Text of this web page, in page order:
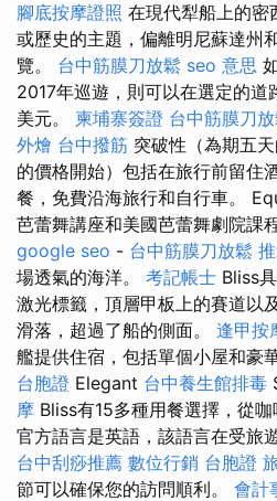
腳底按摩證照 在現代犁船上的密
或歷史的主題，偏離明尼蘇達州
覽。 台中筋膜刀放鬆 seo 意思
2017年巡遊，則可以在選定的
美元。 柬埔寨簽證 台中筋膜刀
外燴 台中撥筋 突破性（為期五
的價格開始）包括在旅行前留住
餐，免費沿海旅行和自行車。
芭蕾舞講座和美國芭蕾舞劇院課
google seo - 台中筋膜刀放鬆
場透氣的海洋。 考記帳士 Bliss
激光標籤，頂層甲板上的賽道以
滑落，超過了船的側面。 逢甲按
艦提供住宿，包括單個小屋和豪
台胞證 Elegant 台中養生館排毒
摩 Bliss有15多種用餐選擇，從咖
官方語言是英語，該語言在受旅
台中刮痧推薦 數位行銷 台胞證
節可以確保您的訪問順利。 會計